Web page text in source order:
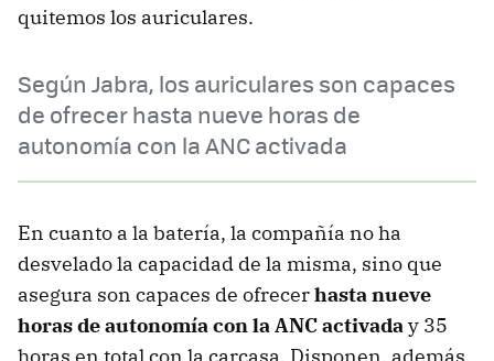
quitemos los auriculares.
Según Jabra, los auriculares son capaces
de ofrecer hasta nueve horas de
autonomía con la ANC activada
En cuanto a la batería, la compañía no ha
desvelado la capacidad de la misma, sino que
asegura son capaces de ofrecerhasta nueve
horas de autonomía con la ANC activaday 35
horas en total con la carcasa. Disponen, además,